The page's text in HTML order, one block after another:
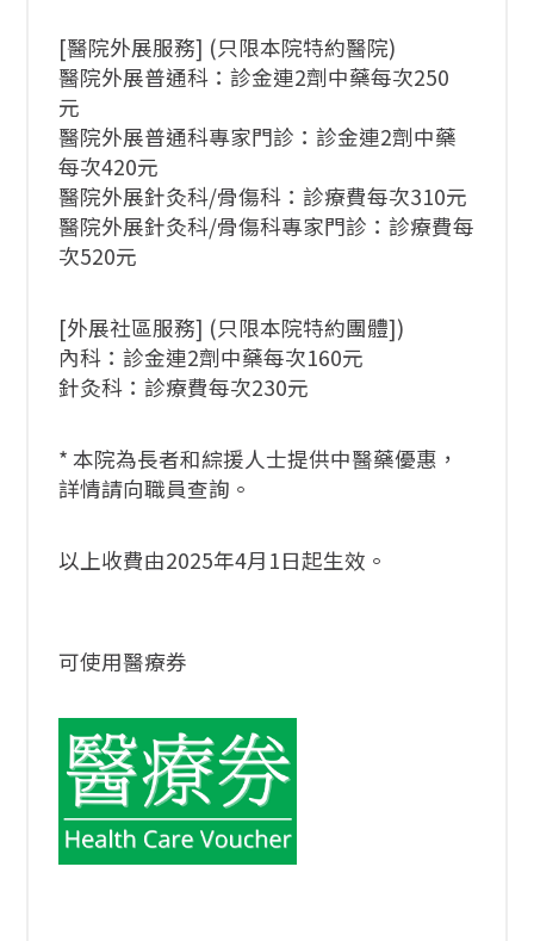
[醫院外展服務] (只限本院特約醫院)
醫院外展普通科：診金連2劑中藥每次250
元
醫院外展普通科專家門診：診金連2劑中藥
每次420元
醫院外展針灸科/骨傷科：診療費每次310元
醫院外展針灸科/骨傷科專家門診：診療費每
次520元
[外展社區服務] (只限本院特約團體])
內科：診金連2劑中藥每次160元
針灸科：診療費每次230元
* 本院為長者和綜援人士提供中醫藥優惠，
詳情請向職員查詢。
以上收費由2025年4月1日起生效。
可使用醫療券